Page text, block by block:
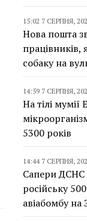
15:02 7 СЕРПНЯ,
Нова пошта
працівників,
собаку на
14:59 7 СЕРПНЯ,
На тілі мумії
5300 років
14:44 7 СЕРПНЯ,
Сапери
російську
авіабомбу на